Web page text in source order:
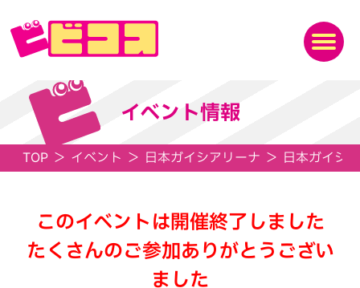
イベント情報
TOP ＞ イベント ＞ 日本ガイシアリーナ ＞ 日本ガイシ
このイベントは開催終了しました
たくさんのご参加ありがとうござい
ました